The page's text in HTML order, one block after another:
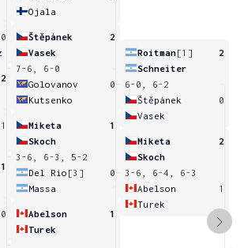
0
2
1
1
0
Ojala
Štěpánek
2
Vasek
7-6, 6-0
Golovanov
0
Kutsenko
Miketa
1
Skoch
3-6, 6-3, 5-2
Del Rio [3]
0
Massa
Abelson
1
Turek
Roitman[1]
2
Schneiter
6-0, 6-2
Štěpánek
0
Vasek
Miketa
2
Skoch
3-6, 6-4, 6-3
Abelson
1
Turek